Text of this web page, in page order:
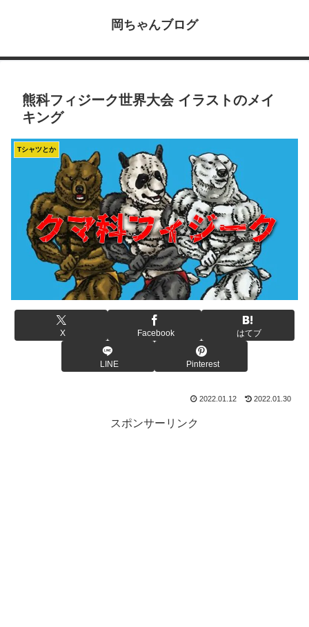
岡ちゃんブログ
熊科フィジーク世界大会 イラストのメイ
キング
Tシャツとか
X Facebook はてブ
LINE Pinterest
2022.01.12 2022.01.30
スポンサーリンク